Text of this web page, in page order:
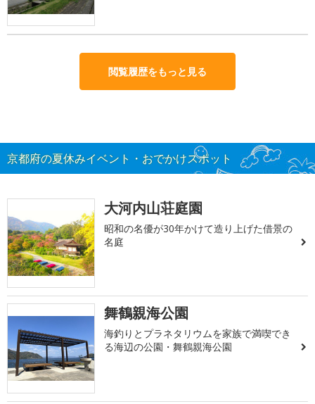
閲覧履歴をもっと見る
京都府の夏休みイベント・おでかけスポット
大河内山荘庭園
昭和の名優が30年かけて造り上げた借景の
名庭
舞鶴親海公園
海釣りとプラネタリウムを家族で満喫でき
る海辺の公園・舞鶴親海公園